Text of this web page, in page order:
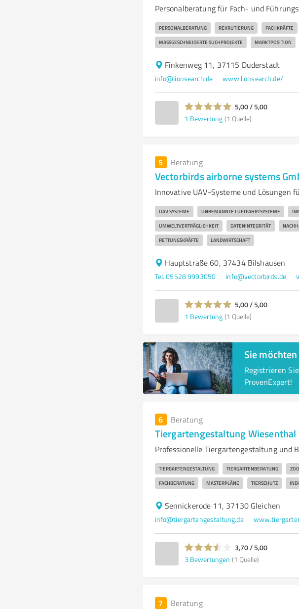
Personalberatung für Fach- und
PERSONALBERATUNG REKRUTIERUNG FACHKRÄFTE
MASSGESCHNEIDERTE SUCHPROJEKTE MARKTPOSITION
Finkenweg 11, 37115 Duderstadt
info@lionsearch.de www.lionsearch.de/
5,00 / 5,00
1 Bewertung (1 Quelle)
5 Beratung
Vectorbirds airborne systems
Innovative UAV-Systeme und Lösungen
UAV SYSTEME UNBEMANNTE LUFTFAHRTSYSTEME
UMWELTVERTRÄGLICHKEIT DATENINTEGRITÄT
RETTUNGSKRÄFTE LANDWIRTSCHAFT
Hauptstraße 60, 37434 Bilshausen
Tel. 05528 9993050 info@vectorbirds.de
5,00 / 5,00
1 Bewertung (1 Quelle)
Sie
Registrieren
ProvenExpert!
6 Beratung
Tiergartengestaltung Wiesenthal
Professionelle Tiergartengestaltung und
TIERGARTENGESTALTUNG TIERGARTENBERATUNG
FACHBERATUNG MASTERPLÄNE TIERSCHUTZ
Sennickerode 11, 37130 Gleichen
info@tiergartengestaltung.de
3,70 / 5,00
3 Bewertungen (1 Quelle)
7 Beratung